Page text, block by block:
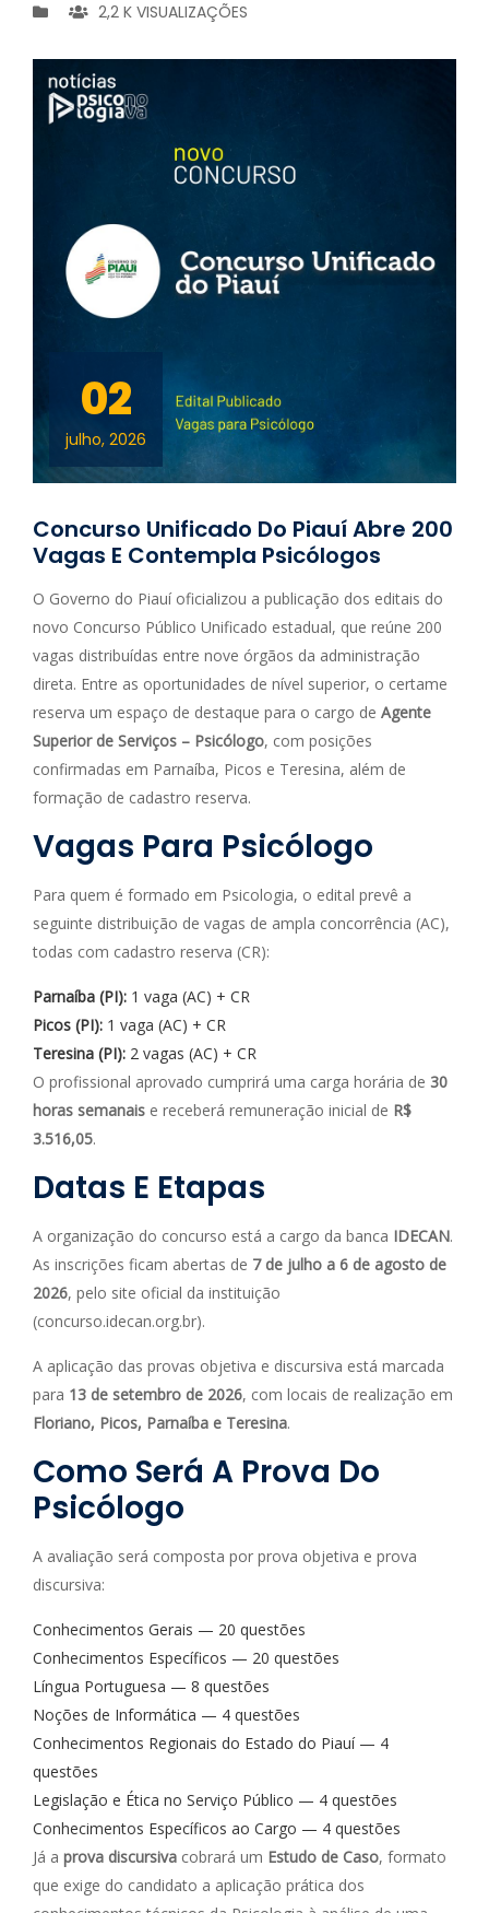
2,2 K VISUALIZAÇÕES
02
julho, 2026
Concurso Unificado Do Piauí Abre 200
Vagas E Contempla Psicólogos
O Governo do Piauí oficializou a publicação dos editais do
novo Concurso Público Unificado estadual, que reúne 200
vagas distribuídas entre nove órgãos da administração
direta. Entre as oportunidades de nível superior, o certame
reserva um espaço de destaque para o cargo de Agente
Superior de Serviços – Psicólogo, com posições
confirmadas em Parnaíba, Picos e Teresina, além de
formação de cadastro reserva.
Vagas Para Psicólogo
Para quem é formado em Psicologia, o edital prevê a
seguinte distribuição de vagas de ampla concorrência (AC),
todas com cadastro reserva (CR):
Parnaíba (PI): 1 vaga (AC) + CR
Picos (PI): 1 vaga (AC) + CR
Teresina (PI): 2 vagas (AC) + CR
O profissional aprovado cumprirá uma carga horária de 30
horas semanais e receberá remuneração inicial de R$
3.516,05.
Datas E Etapas
A organização do concurso está a cargo da banca IDECAN.
As inscrições ficam abertas de 7 de julho a 6 de agosto de
2026, pelo site oficial da instituição
(concurso.idecan.org.br).
A aplicação das provas objetiva e discursiva está marcada
para 13 de setembro de 2026, com locais de realização em
Floriano, Picos, Parnaíba e Teresina.
Como Será A Prova Do
Psicólogo
A avaliação será composta por prova objetiva e prova
discursiva:
Conhecimentos Gerais — 20 questões
Conhecimentos Específicos — 20 questões
Língua Portuguesa — 8 questões
Noções de Informática — 4 questões
Conhecimentos Regionais do Estado do Piauí — 4
questões
Legislação e Ética no Serviço Público — 4 questões
Conhecimentos Específicos ao Cargo — 4 questões
Já a prova discursiva cobrará um Estudo de Caso, formato
que exige do candidato a aplicação prática dos